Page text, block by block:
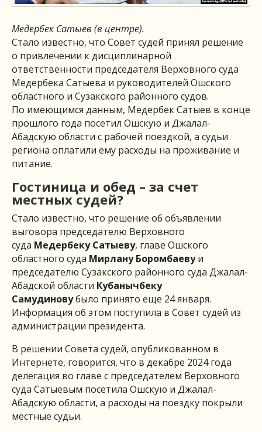
Медербек Сатыев (в центре).
Стало известно, что Совет судей принял решение
о привлечении к дисциплинарной
ответственности председателя Верховного суда
Медербека Сатыева и руководителей Ошского
областного и Сузакского районного судов.
По имеющимся данным, Медербек Сатыев в конце
прошлого года посетил Ошскую и Джалал-
Абадскую области с рабочей поездкой, а судьи
региона оплатили ему расходы на проживание и
питание.
Гостиница и обед – за счет
местных судей?
Стало известно, что решение об объявлении
выговора председателю Верховного
суда Медербеку Сатыеву, главе Ошского
областного суда Мирлану Боромбаевуи
председателю Сузакского районного суда Джалал-
Абадской области Кубанычбеку
Самудиновубыло принято еще 24 января.
Информация об этом поступила в Совет судей из
администрации президента.
В решении Совета судей, опубликованном в
Интернете, говорится, что в декабре 2024 года
делегация во главе с председателем Верховного
суда Сатыевым посетила Ошскую и Джалал-
Абадскую области, а расходы на поездку покрыли
местные судьи.